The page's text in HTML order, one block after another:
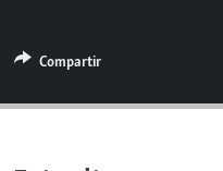
Compartir